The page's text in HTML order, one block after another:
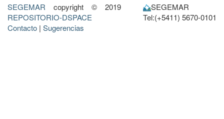
SEGEMAR copyright © 2019
REPOSITORIO-DSPACE
Contacto | Sugerencias
SEGEMAR
Tel:(+5411) 5670-0101